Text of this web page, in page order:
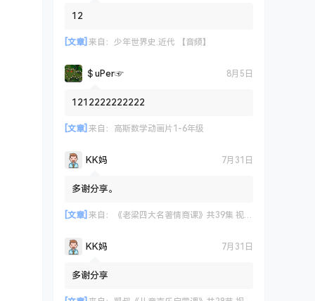
12
[文章] 来自： 少年世界史.近代 【音频】
＄uΡer☞ 8月5日
1212222222222
[文章] 来自： 高斯数学动画片1-6年级
KK妈 7月31日
多谢分享。
[文章] 来自： 《老梁四大名著情商课》共39集 视频课程
KK妈 7月31日
多谢分享